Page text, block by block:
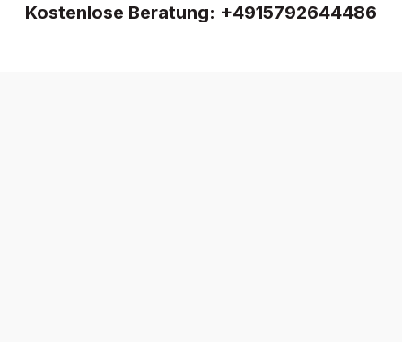
Kostenlose Beratung: +4915792644486